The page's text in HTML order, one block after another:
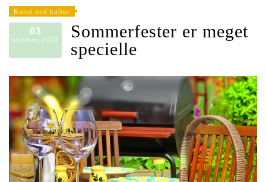
Kunst und kultur
03
oktober, 2022
Sommerfester er meget
specielle